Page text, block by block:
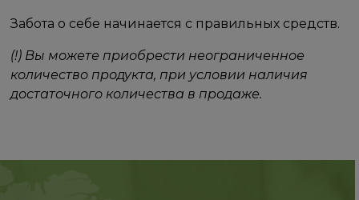
Забота о себе начинается с правильных средств.
(!) Вы можете приобрести неограниченное
количество продукта, при условии наличия
достаточного количества в продаже.